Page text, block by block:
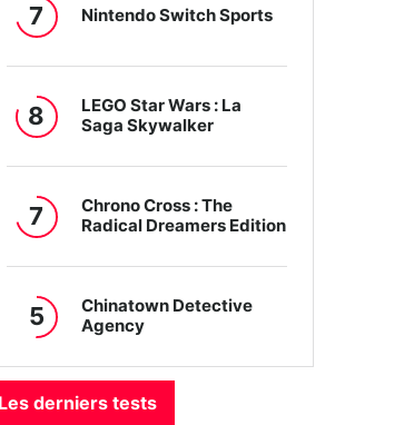
7 Nintendo Switch Sports
8
LEGO Star Wars : La
Saga Skywalker
7
Chrono Cross : The
Radical Dreamers Edition
5
Chinatown Detective
Agency
Les derniers tests